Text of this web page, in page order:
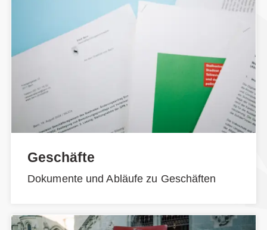
Geschäfte
Dokumente und Abläufe zu Geschäften